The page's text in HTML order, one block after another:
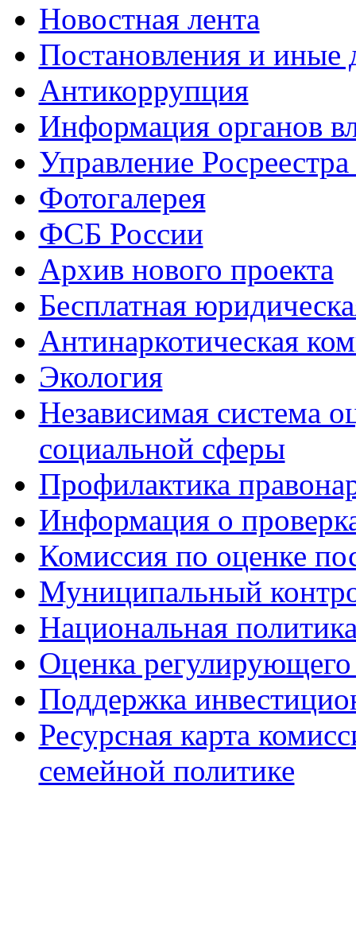
Новостная лента
Постановления и иные
Антикоррупция
Информация органов
Управление
Фотогалерея
ФСБ России
Архив нового проекта
Бесплатная
Антинаркотическая
Экология
Независимая система
социальной сферы
Профилактика
Информация о
Комиссия по оценке
Муниципальный
Национальная
Оценка регулирующего
Поддержка
Ресурсная карта
семейной политике